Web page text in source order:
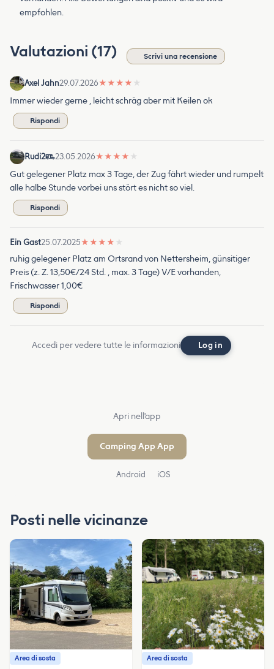
empfohlen.
Valutazioni (17) Scrivi una recensione
Axel Jahn29.07.2026★ ★ ★ ★ ★
Immer wieder gerne , leicht schräg aber mit Keilen ok
Rispondi
Rudi2 23.05.2026★ ★ ★ ★ ★
Gut gelegener Platz max 3 Tage, der Zug fährt wieder und rumpelt
alle halbe Stunde vorbei uns stört es nicht so viel.
Rispondi
Ein Gast25.07.2025★ ★ ★ ★ ★
ruhig gelegener Platz am Ortsrand von Nettersheim, günsitiger
Preis (z. Z. 13,50€/24 Std. , max. 3 Tage) V/E vorhanden,
Frischwasser 1,00€
Rispondi
Accedi per vedere tutte le informazioni Log in
Apri nell'app
Camping App App
Android iOS
Posti nelle vicinanze
Area di sosta Area di sosta